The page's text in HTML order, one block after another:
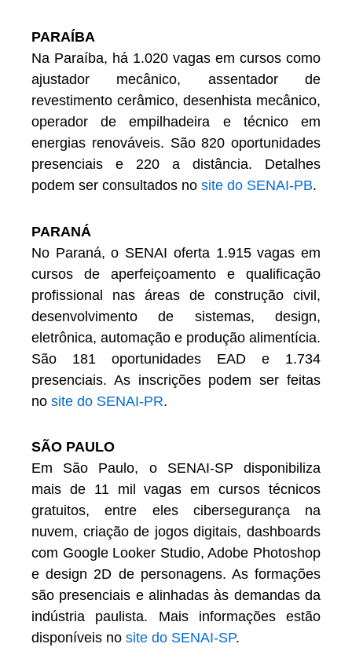
PARAÍBA
Na Paraíba, há 1.020 vagas em cursos como
ajustador mecânico, assentador de
revestimento cerâmico, desenhista mecânico,
operador de empilhadeira e técnico em
energias renováveis. São 820 oportunidades
presenciais e 220 a distância. Detalhes
podem ser consultados no site do SENAI-PB.
PARANÁ
No Paraná, o SENAI oferta 1.915 vagas em
cursos de aperfeiçoamento e qualificação
profissional nas áreas de construção civil,
desenvolvimento de sistemas, design,
eletrônica, automação e produção alimentícia.
São 181 oportunidades EAD e 1.734
presenciais. As inscrições podem ser feitas
no site do SENAI-PR.
SÃO PAULO
Em São Paulo, o SENAI-SP disponibiliza
mais de 11 mil vagas em cursos técnicos
gratuitos, entre eles cibersegurança na
nuvem, criação de jogos digitais, dashboards
com Google Looker Studio, Adobe Photoshop
e design 2D de personagens. As formações
são presenciais e alinhadas às demandas da
indústria paulista. Mais informações estão
disponíveis no site do SENAI-SP.